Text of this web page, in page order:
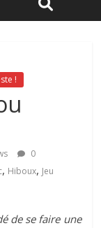
!
0
, Hiboux, Jeu
de se faire une